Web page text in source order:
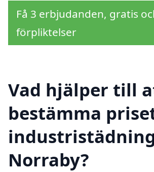
Få 3 erbjudanden, gratis
förpliktelser
Vad hjälper till
bestämma
Norraby?